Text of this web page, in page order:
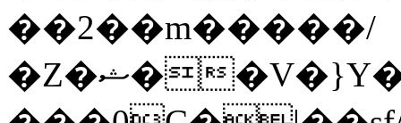
��2��m�����/
�Z�ޝ��V�}Y�I�ծ�O�����S��]z��w��7�޷�����h���u��7w.ϻ���8X��ͮ�����W�dm�Jߜ��q/>?